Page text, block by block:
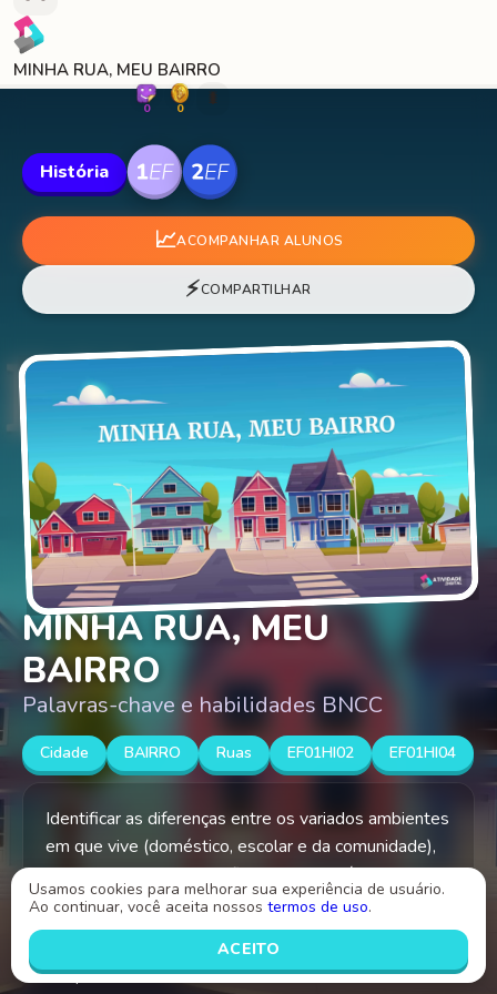
MINHA RUA, MEU BAIRRO
0 0 🐛
História
📈ACOMPANHAR ALUNOS
⚡COMPARTILHAR
MINHA RUA, MEU
BAIRRO
Palavras-chave e habilidades BNCC
Cidade BAIRRO Ruas EF01HI02 EF01HI04
Identificar as diferenças entre os variados ambientes
em que vive (doméstico, escolar e da comunidade),
reconhecendo as especificidades dos hábitos e das
regras que os regem.
Criado por
Usamos cookies para melhorar sua experiência de usuário.
Ao continuar, você aceita nossos termos de uso.
ACEITO